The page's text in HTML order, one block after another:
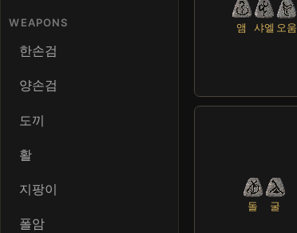
WEAPONS
한손검
양손검
도끼
활
지팡이
폴암
앰 샤엘 오움
돌 굴